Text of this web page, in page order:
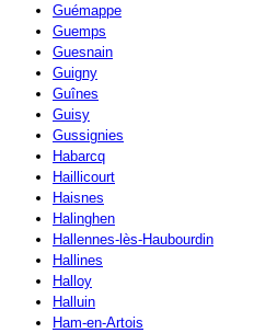
Guémappe
Guemps
Guesnain
Guigny
Guînes
Guisy
Gussignies
Habarcq
Haillicourt
Haisnes
Halinghen
Hallennes-lès-Haubourdin
Hallines
Halloy
Halluin
Ham-en-Artois